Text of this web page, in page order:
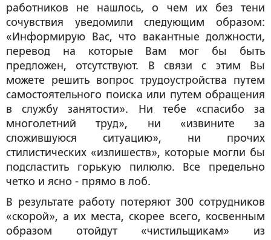
работников не нашлось, о чем их без тени
сочувствия уведомили следующим образом:
«Информирую Вас, что вакантные должности,
перевод на которые Вам мог бы быть
предложен, отсутствуют. В связи с этим Вы
можете решить вопрос трудоустройства путем
самостоятельного поиска или путем обращения
в службу занятости». Ни тебе «спасибо за
многолетний труд», ни «извините за
сложившуюся ситуацию», ни прочих
стилистических «излишеств», которые могли бы
подсластить горькую пилюлю. Все предельно
четко и ясно - прямо в лоб.
В результате работу потеряют 300 сотрудников
«скорой», а их места, скорее всего, косвенным
образом отойдут «чистильщикам» из